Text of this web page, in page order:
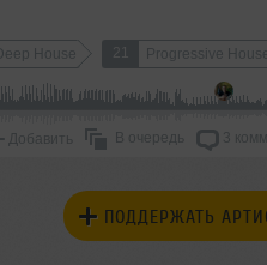
Deep House 21 Progressive
Добавить В очередь 3
ПОДДЕРЖАТЬ